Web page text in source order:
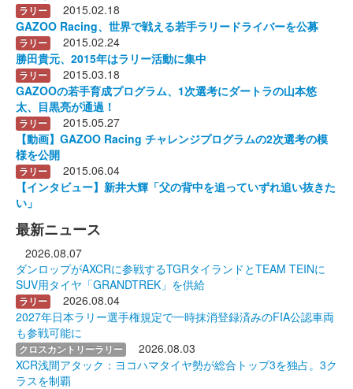
ラリー
2015.02.18
GAZOO Racing、世界で戦える若手ラリードライバーを公募
ラリー
2015.02.24
勝田貴元、2015年はラリー活動に集中
ラリー
2015.03.18
GAZOOの若手育成プログラム、1次選考にダートラの山本悠
太、目黒亮が通過！
ラリー
2015.05.27
【動画】GAZOO Racing チャレンジプログラムの2次選考の模
様を公開
ラリー
2015.06.04
【インタビュー】新井大輝「父の背中を追っていずれ追い抜きた
い」
最新ニュース
2026.08.07
ダンロップがAXCRに参戦するTGRタイランドとTEAM TEINに
SUV用タイヤ「GRANDTREK」を供給
ラリー
2026.08.04
2027年日本ラリー選手権規定で一時抹消登録済みのFIA公認車両
も参戦可能に
クロスカントリーラリー
2026.08.03
XCR浅間アタック：ヨコハマタイヤ勢が総合トップ3を独占。3ク
ラスを制覇